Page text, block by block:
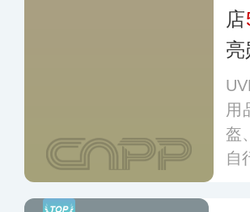
店
亮
用
盔
自